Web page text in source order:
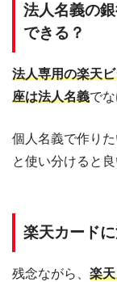
法人名義の
できる？
法人専用の楽天
座は法人名義で
個人名義で作り
と使い分けると良
楽天カード
残念ながら、 楽